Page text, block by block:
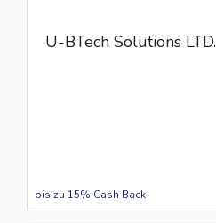
U-BTech Solutions LTD.
bis zu 15% Cash Back